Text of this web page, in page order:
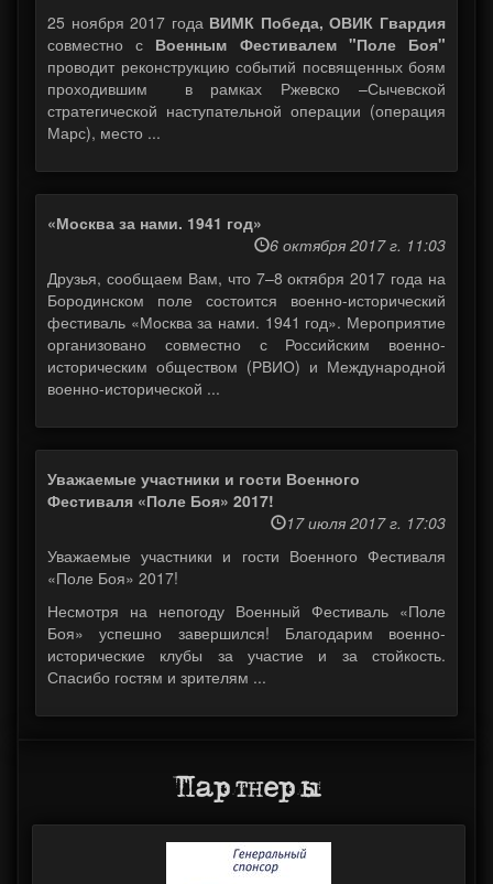
25 ноября 2017 года ВИМК Победа, ОВИК Гвардия
совместно с Военным Фестивалем "Поле Боя"
проводит реконструкцию событий посвященных боям
проходившим в рамках Ржевско –Сычевской
стратегической наступательной операции (операция
Марс), место ...
«Москва за нами. 1941 год»
6 октября 2017 г. 11:03
Друзья, сообщаем Вам, что 7–8 октября 2017 года на
Бородинском поле состоится военно-исторический
фестиваль «Москва за нами. 1941 год». Мероприятие
организовано совместно с Российским военно-
историческим обществом (РВИО) и Международной
военно-исторической ...
Уважаемые участники и гости Военного
Фестиваля «Поле Боя» 2017!
17 июля 2017 г. 17:03
Уважаемые участники и гости Военного Фестиваля
«Поле Боя» 2017!
Несмотря на непогоду Военный Фестиваль «Поле
Боя» успешно завершился! Благодарим военно-
исторические клубы за участие и за стойкость.
Спасибо гостям и зрителям ...
Партнеры